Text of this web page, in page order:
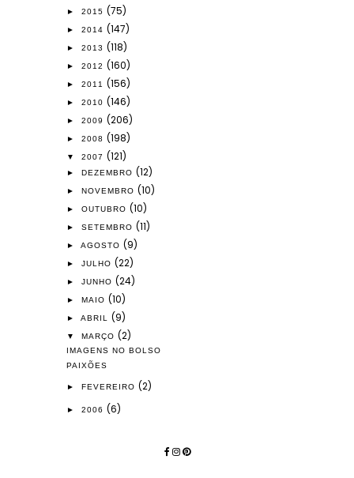
► 2015 (75)
► 2014 (147)
► 2013 (118)
► 2012 (160)
► 2011 (156)
► 2010 (146)
► 2009 (206)
► 2008 (198)
▼ 2007 (121)
► DEZEMBRO (12)
► NOVEMBRO (10)
► OUTUBRO (10)
► SETEMBRO (11)
► AGOSTO (9)
► JULHO (22)
► JUNHO (24)
► MAIO (10)
► ABRIL (9)
▼ MARÇO (2)
IMAGENS NO BOLSO
PAIXÕES
► FEVEREIRO (2)
► 2006 (6)